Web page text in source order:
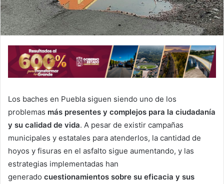
Los baches en Puebla siguen siendo uno de los
problemas más presentes y complejos para la ciudadanía
y su calidad de vida. A pesar de existir campañas
municipales y estatales para atenderlos, la cantidad de
hoyos y fisuras en el asfalto sigue aumentando, y las
estrategias implementadas han
generado cuestionamientos sobre su eficacia y sus